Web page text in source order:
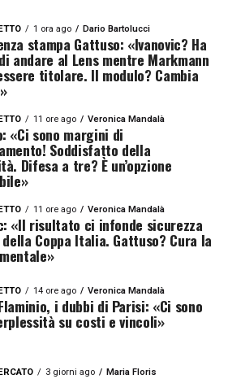
1 ora ago Dario Bartolucci
stampa Gattuso: «Ivanovic? Ha
andare al Lens mentre Markmann
titolare. Il modulo? Cambia
11 ore ago Veronica Mandalà
«Ci sono margini di
Soddisfatto della
Difesa a tre? È un’opzione
11 ore ago Veronica Mandalà
«Il risultato ci infonde sicurezza
Coppa Italia. Gattuso? Cura la
14 ore ago Veronica Mandalà
i dubbi di Parisi: «Ci sono
su costi e vincoli»
3 giorni ago Maria Floris